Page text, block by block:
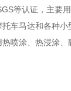
等认证，主要
车马达和各种小
喷涂、热浸涂、